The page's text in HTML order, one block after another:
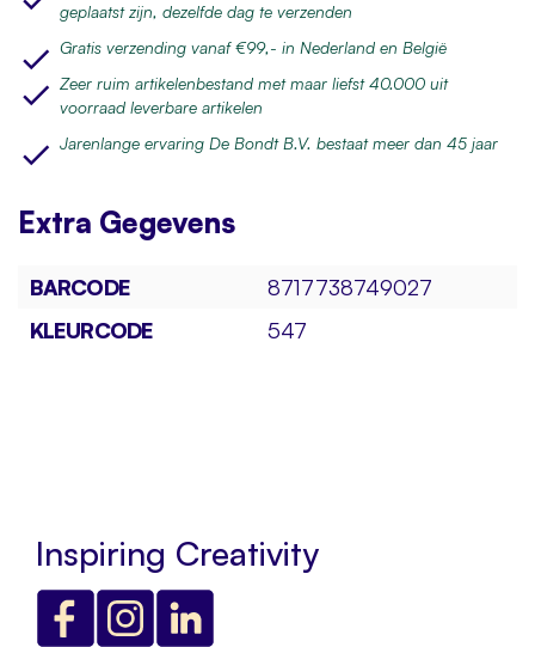
geplaatst zijn, dezelfde dag te verzenden
Gratis verzending vanaf €99,- in Nederland en België
Zeer ruim artikelenbestand met maar liefst 40.000 uit
voorraad leverbare artikelen
Jarenlange ervaring De Bondt B.V. bestaat meer dan 45 jaar
Extra Gegevens
BARCODE
8717738749027
KLEURCODE
547
Inspiring Creativity